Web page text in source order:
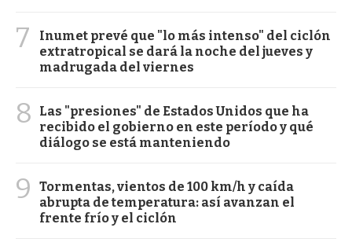
7
Inumet prevé que "lo más intenso" del ciclón
extratropical se dará la noche del jueves y
madrugada del viernes
8
Las "presiones" de Estados Unidos que ha
recibido el gobierno en este período y qué
diálogo se está manteniendo
9
Tormentas, vientos de 100 km/h y caída
abrupta de temperatura: así avanzan el
frente frío y el ciclón